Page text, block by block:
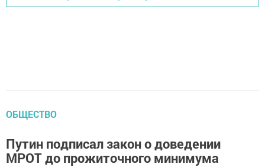
ОБЩЕСТВО
Путин подписал закон о доведении
МРОТ до прожиточного минимума